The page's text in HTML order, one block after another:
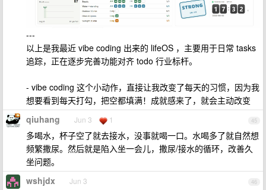
---
以上是我最近 vibe coding 出来的 lifeOS ，主要用于日常 tasks
追踪，正在逐步完善功能对齐 todo 行业标杆。
- vibe coding 这个小动作，直接让我改变了每天的习惯，因为我
想要看到每天打勾，把空都填满！成就感来了，就会主动改变
45
qiuhang Jun 3 1
多喝水，杯子空了就去接水，没事就喝一口。水喝多了就自然想
频繁撒尿。然后就是陷入坐一会儿，撒尿/接水的循环，改善久
坐问题。
46
wshjdx Jun 3